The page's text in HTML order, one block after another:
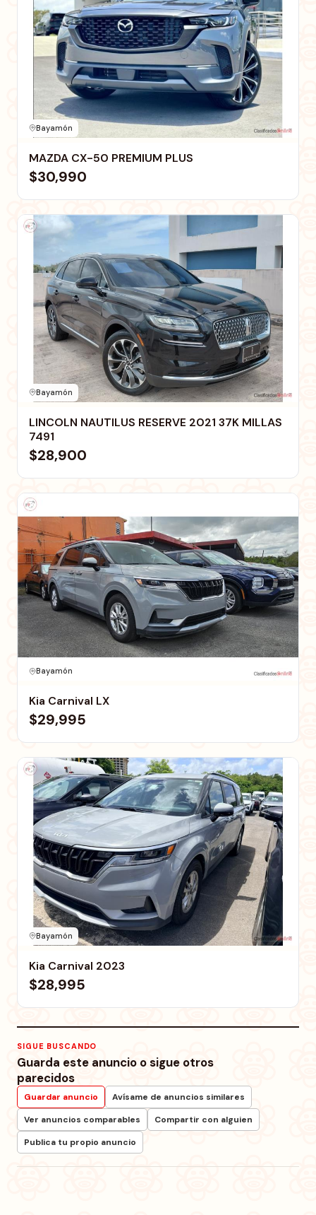
Bayamón
MAZDA CX-50 PREMIUM PLUS
$30,990
Bayamón
LINCOLN NAUTILUS RESERVE 2021 37K MILLAS
7491
$28,900
Bayamón
Kia Carnival LX
$29,995
Bayamón
Kia Carnival 2023
$28,995
SIGUE BUSCANDO
Guarda este anuncio o sigue otros
parecidos
Guardar anuncio
Avísame de anuncios similares
Ver anuncios comparables
Compartir con alguien
Publica tu propio anuncio